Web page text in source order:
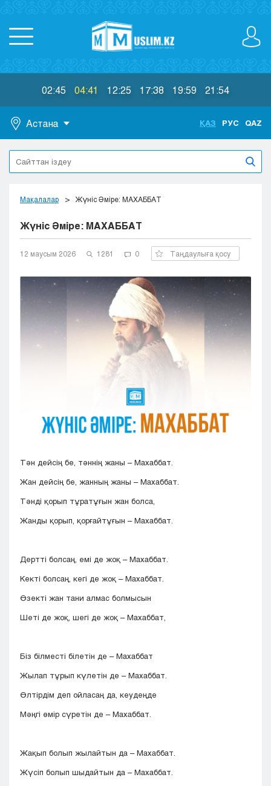
02:45 04:41 12:25 17:38 19:59 21:54
Астана
Астана
Алматы
Актобе
Жезказган
Караганда
Кокшетау
Кызылорда
Павлодар
ҚАЗ РУС QAZ
Мақалалар Жүніс Әміре: МАХАББАТ
Жүніс Әміре: МАХАББАТ
12 маусым 2026 1281 0 Таңдаулыға қосу
Тән дейсің бе, тәннің жаны – Махаббат.
Жан дейсің бе, жанның жаны – Махаббат.
Тәнді қорып тұратұғын жан болса,
Жанды қорып, қорғайтұғын – Махаббат.
Дертті болсаң, емі де жоқ – Махаббат.
Кекті болсаң, кегі де жоқ – Махаббат.
Өзекті жан тани алмас болмысын
Шеті де жоқ, шегі де жоқ – Махаббат,
Біз білместі білетін де – Махаббат
Жылап тұрып күлетін де – Махаббат.
Өлтірдім деп ойласаң да, кеудеңде
Мәңгі өмір сүретін де – Махаббат.
Жақып болып жылайтын да – Махаббат.
Жүсіп болып шыдайтын да – Махаббат.